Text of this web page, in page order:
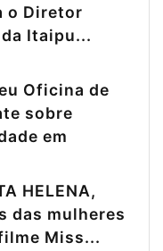
o Diretor
Itaipu...
Oficina de
sobre
em
HELENA,
das mulheres
Miss...